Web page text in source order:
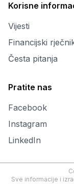
Korisne
Vijesti
Financijski
Česta pitanja
Pratite nas
Facebook
Instagram
LinkedIn
Sve informacije i